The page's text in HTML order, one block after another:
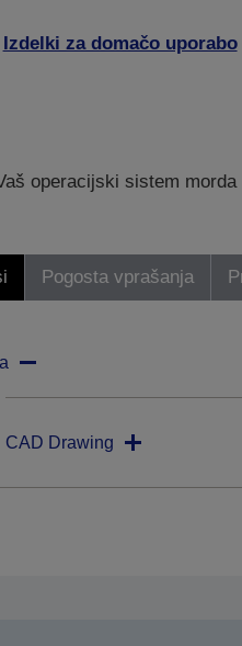
Izdelki za domačo uporabo
operacijski sistem
Pogosta vprašanja
CAD Drawing